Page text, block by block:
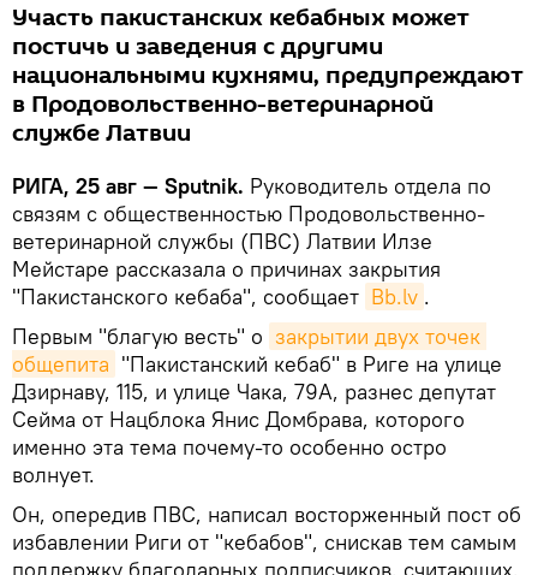
Участь пакистанских кебабных может
постичь и заведения с другими
национальными кухнями, предупреждают
в Продовольственно-ветеринарной
службе Латвии
РИГА, 25 авг — Sputnik. Руководитель отдела по
связям с общественностью Продовольственно-
ветеринарной службы (ПВС) Латвии Илзе
Мейстаре рассказала о причинах закрытия
"Пакистанского кебаба", сообщает Bb.lv .
Первым "благую весть" о закрытии двух точек
общепита "Пакистанский кебаб" в Риге на улице
Дзирнаву, 115, и улице Чака, 79А, разнес депутат
Сейма от Нацблока Янис Домбрава, которого
именно эта тема почему-то особенно остро
волнует.
Он, опередив ПВС, написал восторженный пост об
избавлении Риги от "кебабов", снискав тем самым